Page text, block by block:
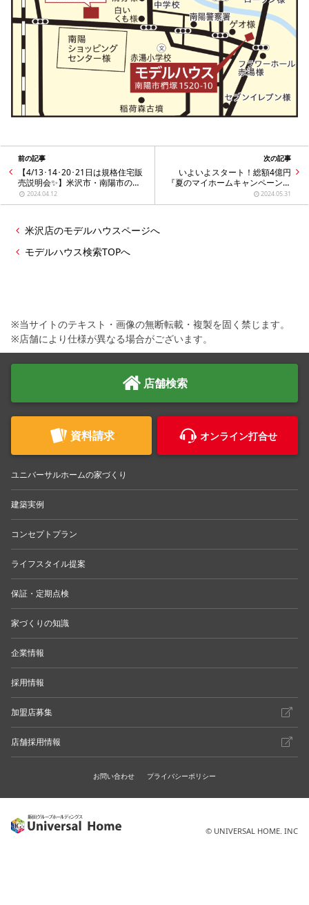
前の記事
【4/13･14･20･21日は規格住宅販
売説明会✨】米沢市・南陽市の注
文住宅はユニバーサルホーム米沢
店へ
2024.04.12
次の記事
いよいよスタート！総額4億円
『夏のマイホームキャンペーン』
／夢のマイホームはユニバーサル
ホーム米沢店へ
2024.05.31
米沢店のモデルハウスページへ
モデルハウス検索TOPへ
※当サイトのテキスト・画像の無断転載・複製を固く禁じます。
※店舗により仕様が異なる場合がございます。
店舗検索
資料請求 オンライン打合せ
ユニバーサルホームの家づくり
建築実例
コンセプトプラン
ライフスタイル提案
保証・定期点検
家づくりの知識
企業情報
採用情報
加盟店募集
店舗採用情報
お問い合わせ プライバシーポリシー
© UNIVERSAL HOME. INC